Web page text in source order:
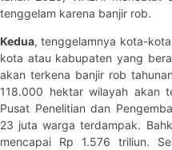
tenggelam karena banjir rob.
Kedua, tenggelamnya kota-
kota atau kabupaten yang
akan terkena banjir rob
118.000 hektar wilayah akan
Pusat Penelitian dan
23 juta warga terdampak.
mencapai Rp 1.576 triliun.